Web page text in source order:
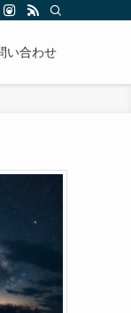
い合わせ